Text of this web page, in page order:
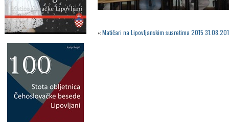
«Matičari na Lipovljanskim susretima 2015